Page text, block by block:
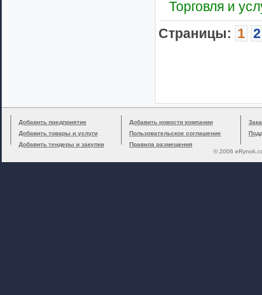
Торговля и
Cтраницы: 1 2
Добавить предприятие
Добавить товары и услуги
Добавить тендеры и закупки
Добавить новости компании
Пользовательское соглашение
Правила размещения
© 2006